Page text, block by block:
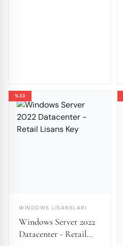
%33
WINDOWS LISANSLARI
Windows Server 2022
Datacenter - Retail